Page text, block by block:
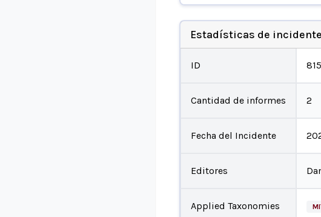
Estadísticas de
ID 815
Cantidad de informes 2
Fecha del Incidente
Editores
Applied Taxonomies